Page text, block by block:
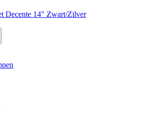
Decente 14" Zwart/Zilver